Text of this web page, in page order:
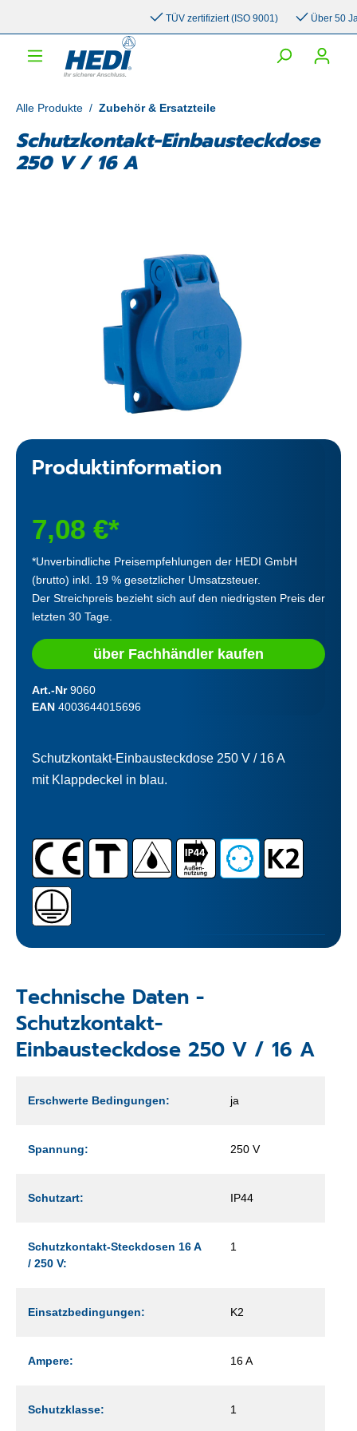
TÜV zertifiziert (ISO 9001) Über 50
Alle Produkte / Zubehör & Ersatzteile
Schutzkontakt-Einbausteckdose
250 V / 16 A
Produktinformation
7,08 €*
*Unverbindliche Preisempfehlungen der HEDI GmbH
(brutto) inkl. 19 % gesetzlicher Umsatzsteuer.
Der Streichpreis bezieht sich auf den niedrigsten Preis der
letzten 30 Tage.
über Fachhändler kaufen
Art.-Nr9060
EAN 4003644015696
Schutzkontakt-Einbausteckdose 250 V / 16 A
mit Klappdeckel in blau.
Technische Daten -
Schutzkontakt-
Einbausteckdose 250 V / 16 A
Erschwerte Bedingungen: ja
Spannung: 250 V
Schutzart: IP44
Schutzkontakt-Steckdosen 16 A
/ 250 V:
1
Einsatzbedingungen: K2
Ampere: 16 A
Schutzklasse: 1